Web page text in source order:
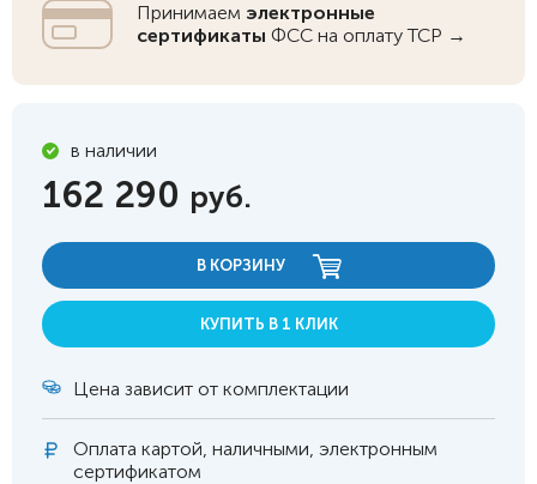
Принимаем электронные
сертификаты ФСС на оплату ТСР →
в наличии
162 290 руб.
В КОРЗИНУ
КУПИТЬ В 1 КЛИК
Цена зависит от комплектации
Оплата картой, наличными, электронным
сертификатом